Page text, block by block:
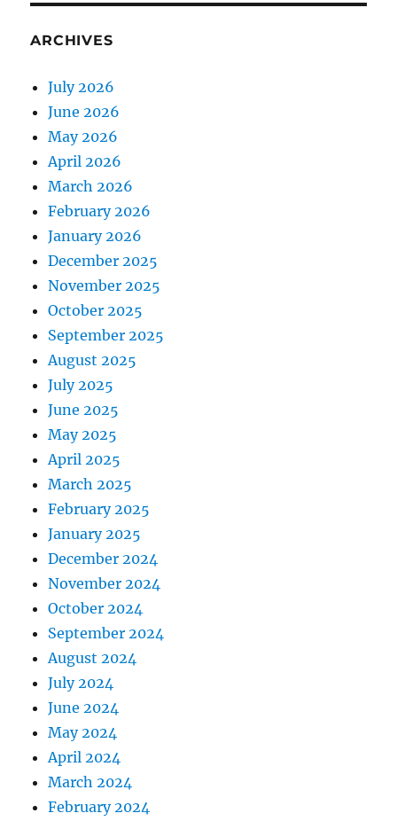
ARCHIVES
July 2026
June 2026
May 2026
April 2026
March 2026
February 2026
January 2026
December 2025
November 2025
October 2025
September 2025
August 2025
July 2025
June 2025
May 2025
April 2025
March 2025
February 2025
January 2025
December 2024
November 2024
October 2024
September 2024
August 2024
July 2024
June 2024
May 2024
April 2024
March 2024
February 2024